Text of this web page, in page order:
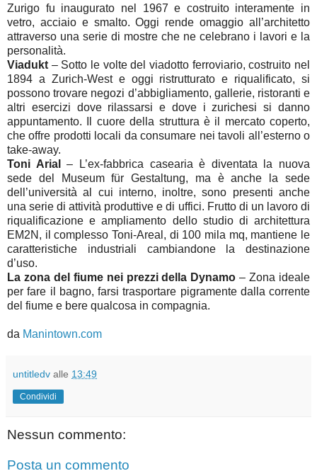
Zurigo fu inaugurato nel 1967 e costruito interamente in
vetro, acciaio e smalto. Oggi rende omaggio all’architetto
attraverso una serie di mostre che ne celebrano i lavori e la
personalità.
Viadukt – Sotto le volte del viadotto ferroviario, costruito nel
1894 a Zurich-West e oggi ristrutturato e riqualificato, si
possono trovare negozi d’abbigliamento, gallerie, ristoranti e
altri esercizi dove rilassarsi e dove i zurichesi si danno
appuntamento. Il cuore della struttura è il mercato coperto,
che offre prodotti locali da consumare nei tavoli all’esterno o
take-away.
Toni Arial
– L’ex-fabbrica casearia è diventata la nuova
sede del Museum für Gestaltung, ma è anche la sede
dell’università al cui interno, inoltre, sono presenti anche
una serie di attività produttive e di uffici. Frutto di un lavoro di
riqualificazione e ampliamento dello studio di architettura
EM2N, il complesso Toni-Areal, di 100 mila mq, mantiene le
caratteristiche industriali cambiandone la destinazione
d’uso.
La zona del fiume nei prezzi della Dynamo – Zona ideale
per fare il bagno, farsi trasportare pigramente dalla corrente
del fiume e bere qualcosa in compagnia.
da Manintown.com
untitledv alle 13:49
Condividi
Nessun commento:
Posta un commento